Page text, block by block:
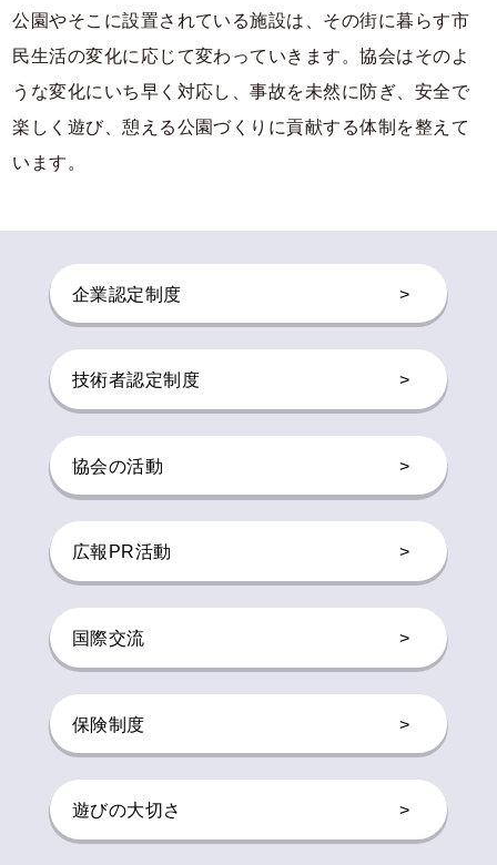
公園やそこに設置されている施設は、その街に暮らす市
民生活の変化に応じて変わっていきます。協会はそのよ
うな変化にいち早く対応し、事故を未然に防ぎ、安全で
楽しく遊び、憩える公園づくりに貢献する体制を整えて
います。
企業認定制度 >
技術者認定制度 >
協会の活動 >
広報PR活動 >
国際交流 >
保険制度 >
遊びの大切さ >